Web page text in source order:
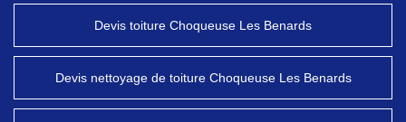
Devis toiture Choqueuse Les Benards
Devis nettoyage de toiture Choqueuse Les Benards